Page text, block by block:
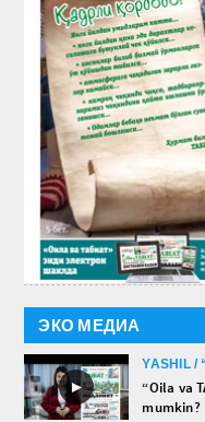
ЭКО МЕДИА
►
YASHIL /
“Oila va
mumkin?